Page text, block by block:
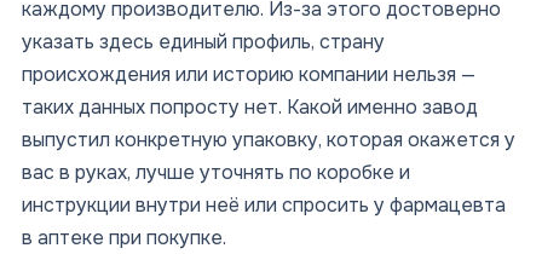
каждому производителю. Из-за этого достоверно
указать здесь единый профиль, страну
происхождения или историю компании нельзя —
таких данных попросту нет. Какой именно завод
выпустил конкретную упаковку, которая окажется у
вас в руках, лучше уточнять по коробке и
инструкции внутри неё или спросить у фармацевта
в аптеке при покупке.